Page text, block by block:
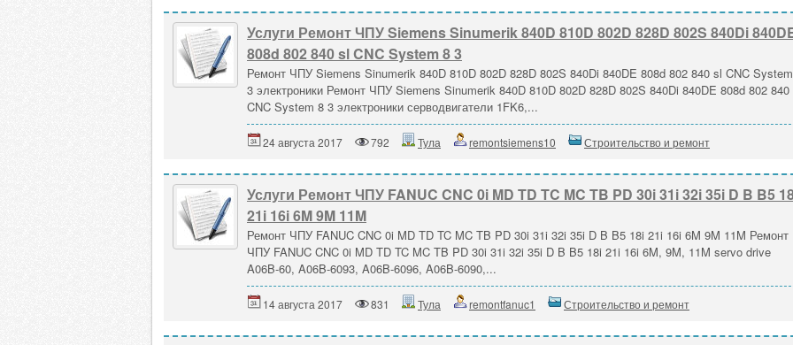
Услуги Ремонт ЧПУ Siemens Sinumerik 840D 810D 802D 828D 802S 840Di
808d 802 840 sl CNC System 8 3
Ремонт ЧПУ Siemens Sinumerik 840D 810D 802D 828D 802S 840Di 840DE 808d 802 840 sl CNC
3 электроники Ремонт ЧПУ Siemens Sinumerik 840D 810D 802D 828D 802S 840Di 840DE 808d 802
CNC System 8 3 электроники серводвигатели 1FK6,...
24 августа 2017 792 Тула remontsiemens10 Строительство и ремонт
Услуги Ремонт ЧПУ FANUC CNC 0i MD TD TC MC TB PD 30i 31i 32i 35i D B B5
21i 16i 6M 9M 11M
Ремонт ЧПУ FANUC CNC 0i MD TD TC MC TB PD 30i 31i 32i 35i D B B5 18i 21i 16i 6M 9M 11M Ремонт
ЧПУ FANUC CNC 0i MD TD TC MC TB PD 30i 31i 32i 35i D B B5 18i 21i 16i 6M, 9M, 11M servo drive
A06B-60, A06B-6093, A06B-6096, A06B-6090,...
14 августа 2017 831 Тула remontfanuc1 Строительство и ремонт